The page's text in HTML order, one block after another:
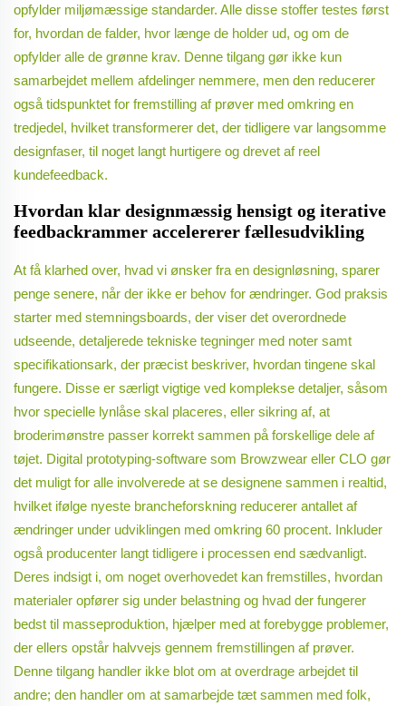
opfylder miljømæssige standarder. Alle disse stoffer testes først
for, hvordan de falder, hvor længe de holder ud, og om de
opfylder alle de grønne krav. Denne tilgang gør ikke kun
samarbejdet mellem afdelinger nemmere, men den reducerer
også tidspunktet for fremstilling af prøver med omkring en
tredjedel, hvilket transformerer det, der tidligere var langsomme
designfaser, til noget langt hurtigere og drevet af reel
kundefeedback.
Hvordan klar designmæssig hensigt og iterative
feedbackrammer accelererer fællesudvikling
At få klarhed over, hvad vi ønsker fra en designløsning, sparer
penge senere, når der ikke er behov for ændringer. God praksis
starter med stemningsboards, der viser det overordnede
udseende, detaljerede tekniske tegninger med noter samt
specifikationsark, der præcist beskriver, hvordan tingene skal
fungere. Disse er særligt vigtige ved komplekse detaljer, såsom
hvor specielle lynlåse skal placeres, eller sikring af, at
broderimønstre passer korrekt sammen på forskellige dele af
tøjet. Digital prototyping-software som Browzwear eller CLO gør
det muligt for alle involverede at se designene sammen i realtid,
hvilket ifølge nyeste brancheforskning reducerer antallet af
ændringer under udviklingen med omkring 60 procent. Inkluder
også producenter langt tidligere i processen end sædvanligt.
Deres indsigt i, om noget overhovedet kan fremstilles, hvordan
materialer opfører sig under belastning og hvad der fungerer
bedst til masseproduktion, hjælper med at forebygge problemer,
der ellers opstår halvvejs gennem fremstillingen af prøver.
Denne tilgang handler ikke blot om at overdrage arbejdet til
andre; den handler om at samarbejde tæt sammen med folk,